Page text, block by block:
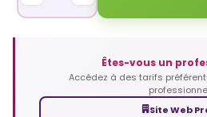
Êtes-vous un
Accédez à des tarifs
Site Web